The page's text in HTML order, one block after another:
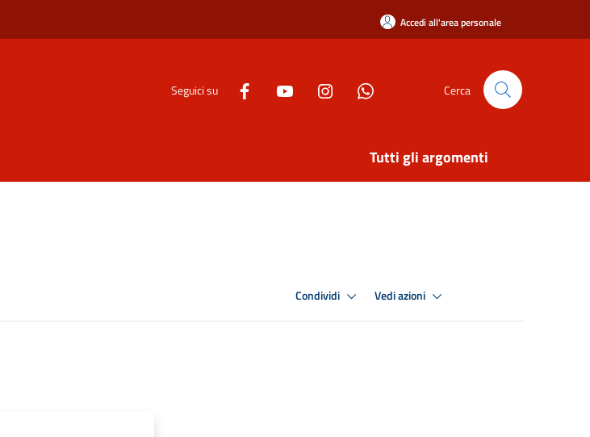
Accedi all'area personale
Seguici su Cerca
Tutti gli argomenti
Condividi Vedi azioni